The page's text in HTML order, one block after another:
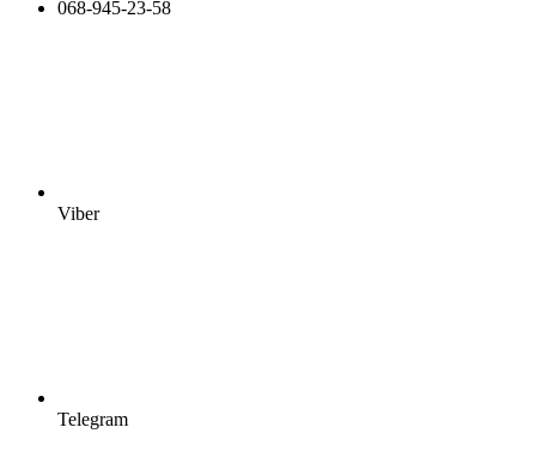
068-945-23-58
Viber
Telegram